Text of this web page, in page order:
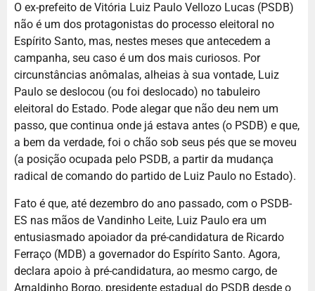
O ex-prefeito de Vitória Luiz Paulo Vellozo Lucas (PSDB)
não é um dos protagonistas do processo eleitoral no
Espírito Santo, mas, nestes meses que antecedem a
campanha, seu caso é um dos mais curiosos. Por
circunstâncias anômalas, alheias à sua vontade, Luiz
Paulo se deslocou (ou foi deslocado) no tabuleiro
eleitoral do Estado. Pode alegar que não deu nem um
passo, que continua onde já estava antes (o PSDB) e que,
a bem da verdade, foi o chão sob seus pés que se moveu
(a posição ocupada pelo PSDB, a partir da mudança
radical de comando do partido de Luiz Paulo no Estado).
Fato é que, até dezembro do ano passado, com o PSDB-
ES nas mãos de Vandinho Leite, Luiz Paulo era um
entusiasmado apoiador da pré-candidatura de Ricardo
Ferraço (MDB) a governador do Espírito Santo. Agora,
declara apoio à pré-candidatura, ao mesmo cargo, de
Arnaldinho Borgo, presidente estadual do PSDB desde o